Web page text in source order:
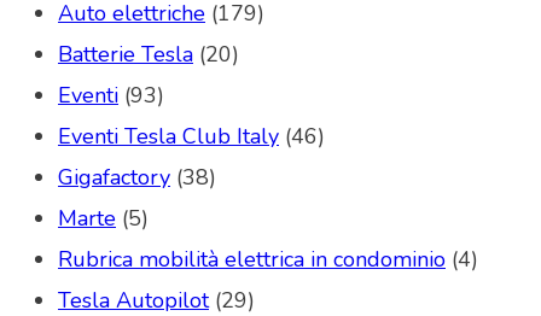
Auto elettriche (179)
Batterie Tesla (20)
Eventi (93)
Eventi Tesla Club Italy (46)
Gigafactory (38)
Marte (5)
Rubrica mobilità elettrica in condominio (4)
Tesla Autopilot(29)